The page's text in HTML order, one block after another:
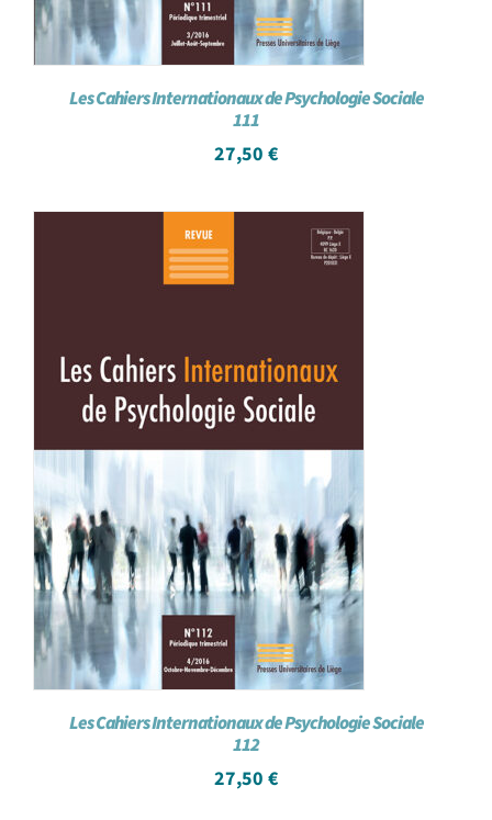
Les Cahiers Internationaux de Psychologie Sociale
111
27,50 €
Les Cahiers Internationaux de Psychologie Sociale
112
27,50 €